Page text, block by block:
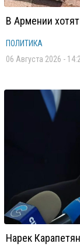
В Армении
ПОЛИТИКА
06 Августа 2026 -
Нарек